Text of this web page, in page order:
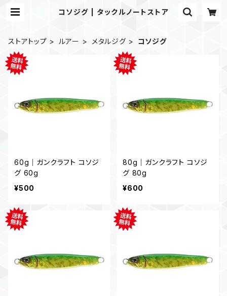
コソジグ | タックルノートストア
ストアトップ ルアー メタルジグ コソジグ
60g｜ガンクラフト コソジ
グ 60g
¥500
80g｜ガンクラフト コソジ
グ 80g
¥600